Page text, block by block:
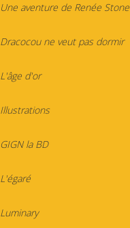
Une aventure de Renée Stone
Dracocou ne veut pas dormir
L'âge d'or
Illustrations
GIGN la BD
L'égaré
Luminary